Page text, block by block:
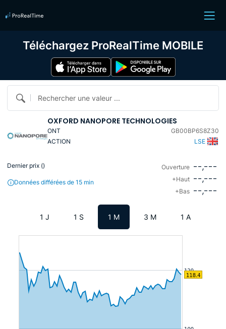
Rechercher une valeur ...
OXFORD NANOPORE TECHNOLOGIES
ONT
GB00BP6S8Z30
ACTION
LSE
Dernier prix ()
Données différées de 15 min
Ouverture --,---
+Haut --,---
+Bas --,---
1 J 1 S 1 M 3 M 1 A
Téléchargez ProRealTime MOBILE